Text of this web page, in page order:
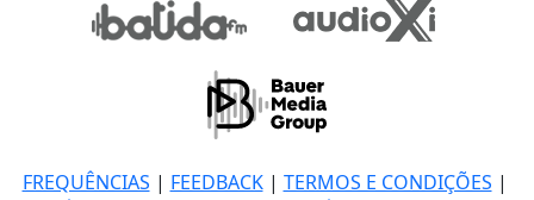
FREQUÊNCIAS | FEEDBACK| TERMOS E CONDIÇÕES |